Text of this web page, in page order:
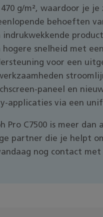
g/m², waardoor je
behoeften
indrukwekkende
hogere snelheid met
voor een
paneel en
applicaties via een
Pro C7500 is meer
partner die je helpt
nog contact